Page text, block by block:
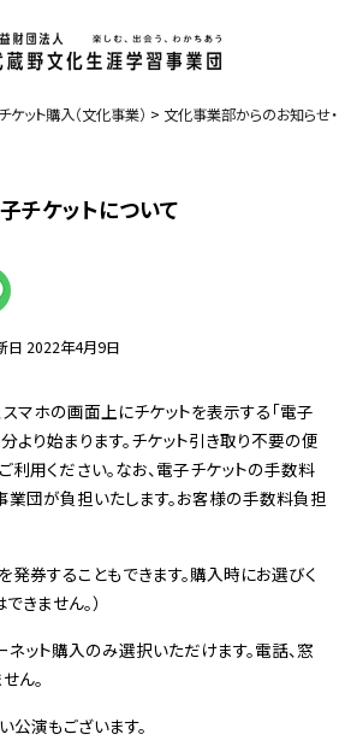
チケット購入（文化事業） > 文化事業部からのお知らせ・
チケットについて
2022年4月9日
マホの画面上にチケットを表示する「電子
より始まります。チケット引き取り不要の便
利用ください。なお、電子チケットの手数料
団が負担いたします。お客様の手数料負担
券することもできます。購入時にお選びく
きません。）
ット購入のみ選択いただけます。電話、窓
ん。
演もございます。